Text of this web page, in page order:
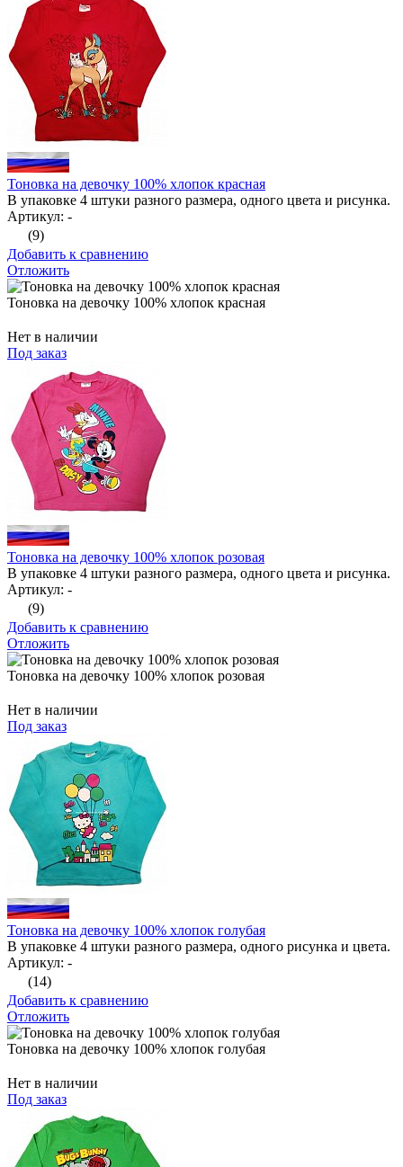
Тоновка на девочку 100% хлопок красная
В упаковке 4 штуки разного размера, одного цвета и рисунка.
Артикул: -
(9)
Добавить к сравнению
Отложить
Тоновка на девочку 100% хлопок красная
Нет в наличии
Под заказ
Тоновка на девочку 100% хлопок розовая
В упаковке 4 штуки разного размера, одного цвета и рисунка.
Артикул: -
(9)
Добавить к сравнению
Отложить
Тоновка на девочку 100% хлопок розовая
Нет в наличии
Под заказ
Тоновка на девочку 100% хлопок голубая
В упаковке 4 штуки разного размера, одного рисунка и цвета.
Артикул: -
(14)
Добавить к сравнению
Отложить
Тоновка на девочку 100% хлопок голубая
Нет в наличии
Под заказ